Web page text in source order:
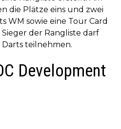
die Plätze eins und zwei
WM sowie eine Tour Card
der Rangliste darf
Darts teilnehmen.
Development